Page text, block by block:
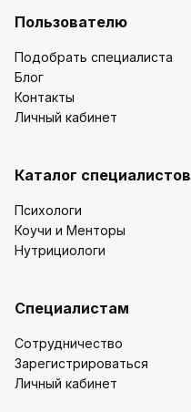
Пользователю
Подобрать специалиста
Блог
Контакты
Личный кабинет
Каталог специалистов
Психологи
Коучи и Менторы
Нутрициологи
Специалистам
Сотрудничество
Зарегистрироваться
Личный кабинет